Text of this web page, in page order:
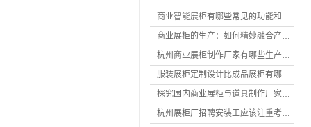
商业智能展柜有哪些常见的功能和神奇之处
商业展柜的生产：如何精妙融合产品特性的艺术探索
杭州商业展柜制作厂家有哪些生产的优势？
服装展柜定制设计比成品展柜有哪些优势
探究国内商业展柜与道具制作厂家的技术实力如何
杭州展柜厂招聘安装工应该注重考核哪些方面技能